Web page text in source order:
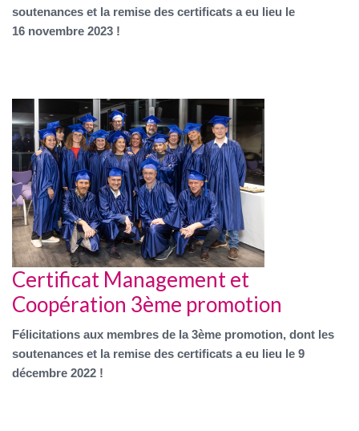
soutenances et la remise des certificats a eu lieu le
16 novembre 2023 !
Certificat Management et
Coopération 3ème promotion
Félicitations aux membres de la 3ème promotion, dont les
soutenances et la remise des certificats a eu lieu le 9
décembre 2022 !